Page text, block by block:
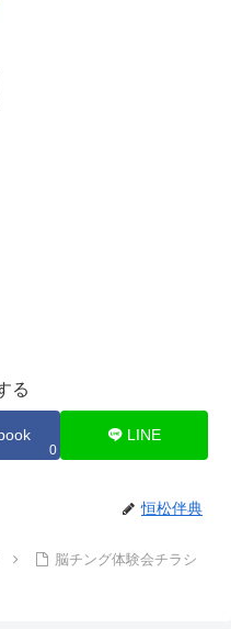
る
0
LINE
恒松伴典
脳チング体験会チラシ